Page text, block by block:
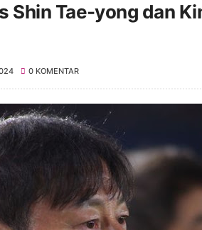
Shin Tae-yong dan
0 KOMENTAR